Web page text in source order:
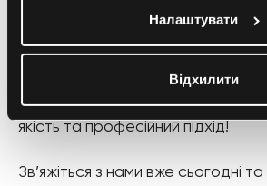
Налаштувати
Відхилити
Використання мови вигоди та
друк
звертайтеся до Four zeros –
якість та професійний підхід!
Зв’яжіться з нами вже сьогодні та